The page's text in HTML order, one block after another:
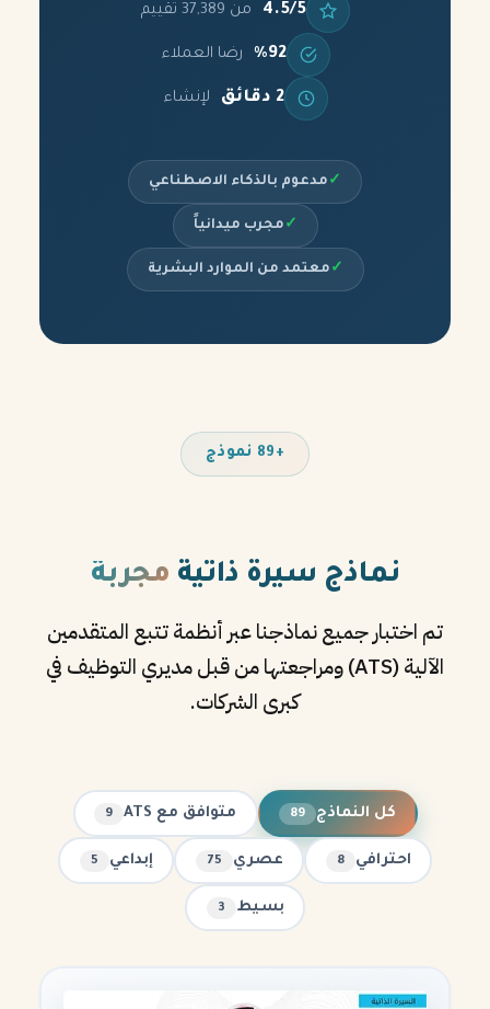
4.5/5 من 37,389 تقييم
%92 رضا العملاء
2 دقائق لإنشاء
✓ مدعوم بالذكاء الاصطناعي
✓ مجرب ميدانياً
✓ معتمد من الموارد البشرية
+89 نموذج
نماذج سيرة ذاتية مجربة
تم اختبار جميع نماذجنا عبر أنظمة تتبع المتقدمين
الآلية (ATS) ومراجعتها من قبل مديري التوظيف في
كبرى الشركات.
كل النماذج 89 متوافق مع ATS 9
احترافي 8 عصري 75 إبداعي 5
بسيط 3